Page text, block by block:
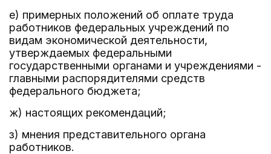
е) примерных положений об оплате труда
работников федеральных учреждений по
видам экономической деятельности,
утверждаемых федеральными
государственными органами и учреждениями -
главными распорядителями средств
федерального бюджета;
ж) настоящих рекомендаций;
з) мнения представительного органа
работников.